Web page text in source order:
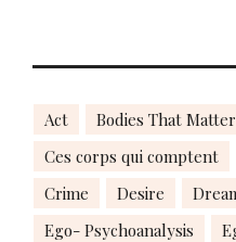
Act Bodies That Matter
Ces corps qui comptent
Crime
Desire
Ego- Psychoanalysis